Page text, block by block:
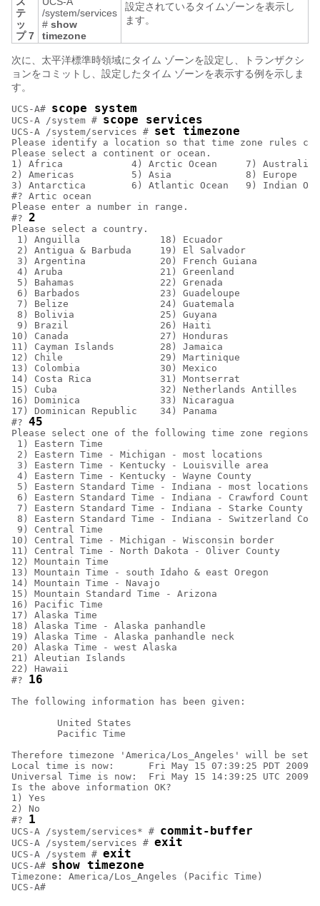
テ
ッ
プ 7
/system/services
# show
timezone
設定されているタイムゾーンを表示し
ます。
次に、太平洋標準時領域にタイム ゾーンを設定し、トランザクシ
ョンをコミットし、設定したタイム ゾーンを表示する例を示しま
す。
UCS-A# scope system
UCS-A /system # scope services
UCS-A /system/services # set timezone
Please identify a location so that time zone rules
Please select a continent or ocean.
1) Africa            4) Arctic Ocean     7) Australia
2) Americas          5) Asia             8) Europe
3) Antarctica        6) Atlantic Ocean   9) Indian
#? Artic ocean
Please enter a number in range.
#? 2
Please select a country.
1) Anguilla              18) Ecuador               35)
2) Antigua & Barbuda     19) El Salvador
3) Argentina             20) French Guiana
4) Aruba                 21) Greenland             38)
5) Bahamas               22) Grenada
6) Barbados              23) Guadeloupe            40)
7) Belize                24) Guatemala             41)
8) Bolivia               25) Guyana                42)
9) Brazil                26) Haiti                 43)
10) Canada                27) Honduras              44)
11) Cayman Islands        28) Jamaica
12) Chile                 29) Martinique            46)
13) Colombia              30) Mexico                47)
14) Costa Rica            31) Montserrat
15) Cuba                  32) Netherlands Antilles
16) Dominica              33) Nicaragua
17) Dominican Republic    34) Panama
#? 45
Please select one of the following time zone regions.
1) Eastern Time
2) Eastern Time - Michigan - most locations
3) Eastern Time - Kentucky - Louisville area
4) Eastern Time - Kentucky - Wayne County
5) Eastern Standard Time - Indiana - most locations
6) Eastern Standard Time - Indiana - Crawford County
7) Eastern Standard Time - Indiana - Starke County
8) Eastern Standard Time - Indiana - Switzerland
9) Central Time
10) Central Time - Michigan - Wisconsin border
11) Central Time - North Dakota - Oliver County
12) Mountain Time
13) Mountain Time - south Idaho & east Oregon
14) Mountain Time - Navajo
15) Mountain Standard Time - Arizona
16) Pacific Time
17) Alaska Time
18) Alaska Time - Alaska panhandle
19) Alaska Time - Alaska panhandle neck
20) Alaska Time - west Alaska
21) Aleutian Islands
22) Hawaii
#? 16
The following information has been given:
        United States
        Pacific Time
Therefore timezone 'America/Los_Angeles' will be set.
Local time is now:      Fri May 15 07:39:25 PDT 2009.
Universal Time is now:  Fri May 15 14:39:25 UTC 2009.
Is the above information OK?
1) Yes
2) No
#? 1
UCS-A /system/services* # commit-buffer
UCS-A /system/services # exit
UCS-A /system # exit
UCS-A# show timezone
Timezone: America/Los_Angeles (Pacific Time)